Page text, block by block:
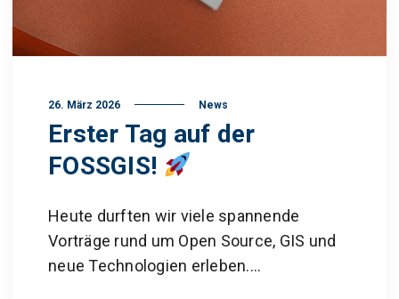
26. März 2026 News
Erster Tag auf der
FOSSGIS!
Heute durften wir viele spannende
Vorträge rund um Open Source, GIS und
neue Technologien erleben....